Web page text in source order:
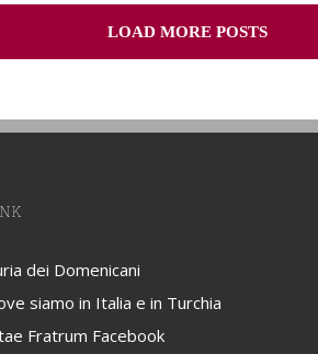
LOAD MORE POSTS
dei Domenicani
siamo in Italia e in Turchia
Fratrum Facebook